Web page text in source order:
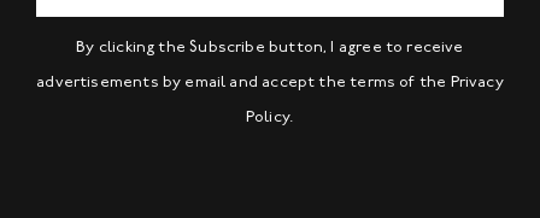
By clicking the Subscribe button, I agree to receive
advertisements by email and accept the terms of the Privacy
Policy.